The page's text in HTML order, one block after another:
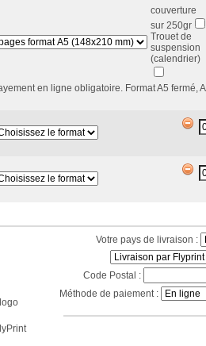
couverture
sur 250gr
Trouet de
suspension
(calendrier)
en ligne obligatoire. Format A5 fermé,
Votre pays de livraison :
Code Postal :
Méthode de paiement :